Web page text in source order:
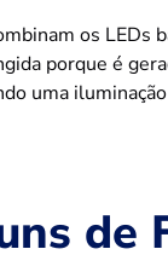
os LEDs
porque é
uma
de